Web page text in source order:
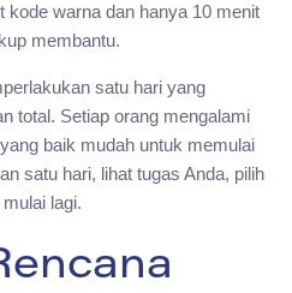
kode warna dan hanya 10 menit
membantu.
satu hari yang
total. Setiap orang mengalami
baik mudah untuk memulai
satu hari, lihat tugas Anda, pilih
lagi.